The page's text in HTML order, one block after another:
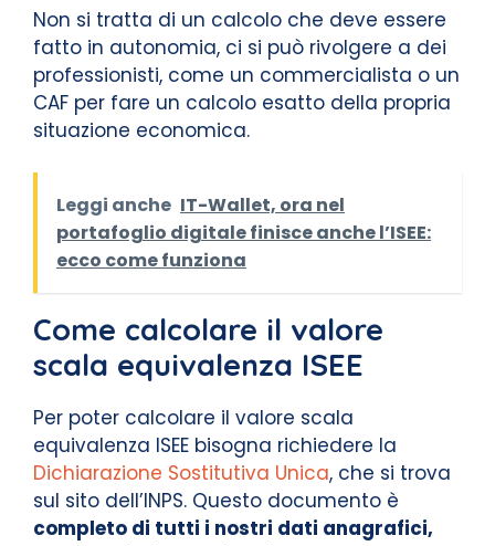
Non si tratta di un calcolo che deve essere
fatto in autonomia, ci si può rivolgere a dei
professionisti, come un commercialista o un
CAF per fare un calcolo esatto della propria
situazione economica.
Leggi anche IT-Wallet, ora nel
portafoglio digitale finisce anche l’ISEE:
ecco come funziona
Come calcolare il valore
scala equivalenza ISEE
Per poter calcolare il valore scala
equivalenza ISEE bisogna richiedere la
Dichiarazione Sostitutiva Unica, che si trova
sul sito dell’INPS. Questo documento è
completo di tutti i nostri dati anagrafici,